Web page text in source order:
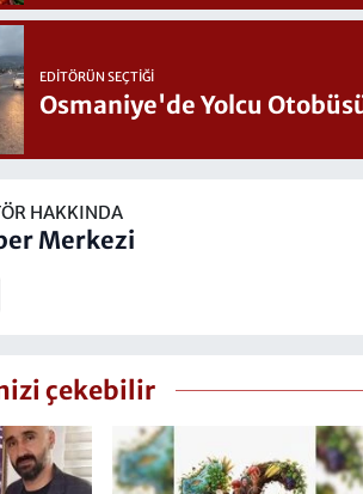
EDITÖRÜN SEÇTIĞI
Osmaniye'de Yolcu
HAKKINDA
Merkezi
çekebilir